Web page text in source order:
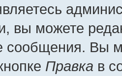
вы можете
сообщения. Вы
Правка в